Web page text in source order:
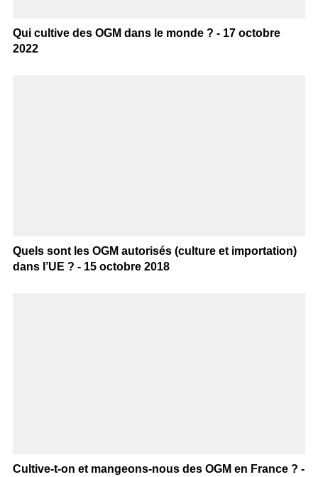
Qui cultive des OGM dans le monde ? - 17 octobre
2022
Quels sont les OGM autorisés (culture et importation)
dans l’UE ? - 15 octobre 2018
Cultive-t-on et mangeons-nous des OGM en France ? -